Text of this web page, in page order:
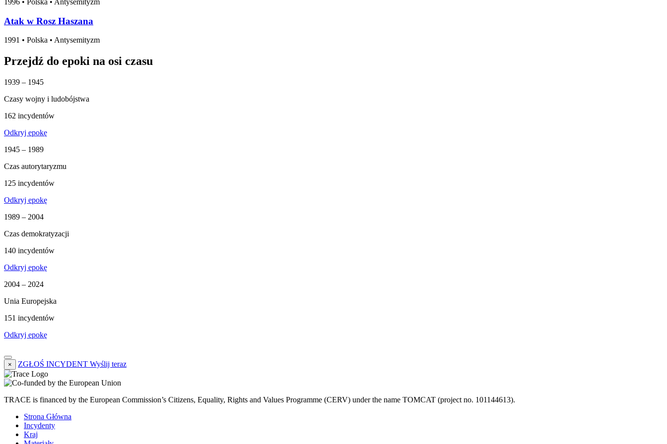
Atak w Rosz Haszana
1991 • Polska • Antysemityzm
Przejdź do epoki na osi czasu
1939 – 1945
Czasy wojny i ludobójstwa
162 incydentów
Odkryj epokę
1945 – 1989
Czas autorytaryzmu
125 incydentów
Odkryj epokę
1989 – 2004
Czas demokratyzacji
140 incydentów
Odkryj epokę
2004 – 2024
Unia Europejska
151 incydentów
Odkryj epokę
× ZGŁOŚ INCYDENT Wyślij teraz
TRACE is financed by the European Commission’s Citizens, Equality, Rights and Values Programme (CERV) under the name TOMCAT (project no. 101144613).
Strona Główna
Incydenty
Kraj